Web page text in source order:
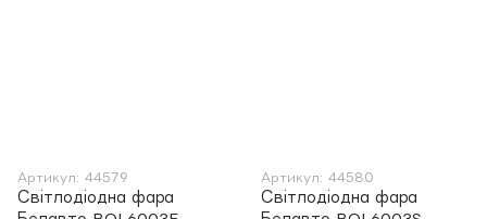
Артикул: 44579
Світлодіодна фара
Артикул: 44580
Світлодіодна фара